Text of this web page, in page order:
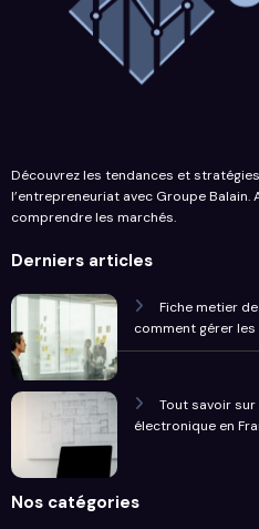
Découvrez les tendances et
l’entrepreneuriat avec Groupe
comprendre les marchés.
Derniers articles
Fiche metier
comment gérer
Tout savoir
électronique en
Nos catégories